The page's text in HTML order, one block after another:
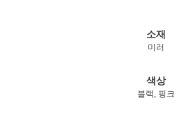
소재
미러
색상
블랙, 핑크